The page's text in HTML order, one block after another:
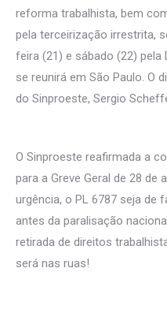
reforma trabalhista, bem
pela terceirização irrestrita,
feira (21) e sábado (22) pela
se reunirá em São Paulo. O
do Sinproeste, Sergio
O Sinproeste reafirmada a
para a Greve Geral de 28 de
urgência, o PL 6787 seja de
antes da paralisação
retirada de direitos
será nas ruas!